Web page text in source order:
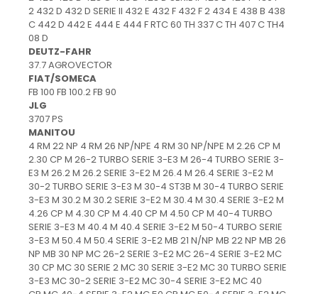
Motor electric si pompa hidraulica
Cilindru hidraulic si protectie
burduf
ERHEL - HYDRIS
Hidraulice
Electrice
Mecanice
Role, bucse si bolturi
Motoras electric si pompa
Cilindri si burdufuri protectie
Consumabile
2 432 D 432 D SERIE II 432 E 432 F 432 F 2 434 E 438 B 438
C 442 D 442 E 444 E 444 F RTC 60 TH 337 C TH 407 C TH4
08 D
DEUTZ-FAHR
37.7 AGROVECTOR
FIAT/SOMECA
FB 100 FB 100.2 FB 90
JLG
3707 PS
MANITOU
4 RM 22 NP 4 RM 26 NP/NPE 4 RM 30 NP/NPE M 2.26 CP M
2.30 CP M 26-2 TURBO SERIE 3-E3 M 26-4 TURBO SERIE 3-
E3 M 26.2 M 26.2 SERIE 3-E2 M 26.4 M 26.4 SERIE 3-E2 M
30-2 TURBO SERIE 3-E3 M 30-4 ST3B M 30-4 TURBO SERIE
3-E3 M 30.2 M 30.2 SERIE 3-E2 M 30.4 M 30.4 SERIE 3-E2 M
4.26 CP M 4.30 CP M 4.40 CP M 4.50 CP M 40-4 TURBO
SERIE 3-E3 M 40.4 M 40.4 SERIE 3-E2 M 50-4 TURBO SERIE
3-E3 M 50.4 M 50.4 SERIE 3-E2 MB 21 N/NP MB 22 NP MB 26
NP MB 30 NP MC 26-2 SERIE 3-E2 MC 26-4 SERIE 3-E2 MC
30 CP MC 30 SERIE 2 MC 30 SERIE 3-E2 MC 30 TURBO SERIE
3-E3 MC 30-2 SERIE 3-E2 MC 30-4 SERIE 3-E2 MC 40